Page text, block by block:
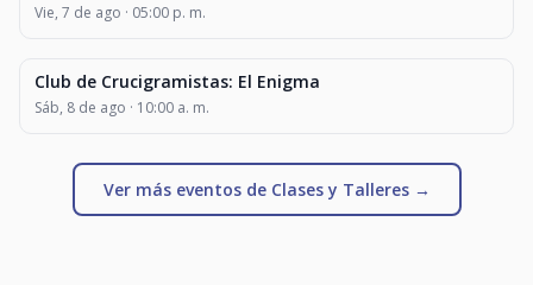
Vie, 7 de ago · 05:00 p. m.
CLASES Y TALLERES
Club de Crucigramistas: El Enigma
Sáb, 8 de ago · 10:00 a. m.
Ver más eventos de Clases y Talleres →